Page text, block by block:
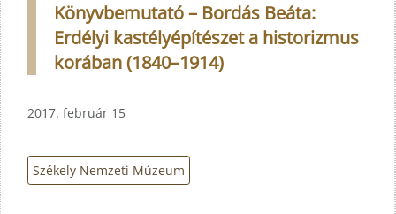
Könyvbemutató – Bordás Beáta:
Erdélyi kastélyépítészet a historizmus
korában (1840–1914)
2017. február 15
Székely Nemzeti Múzeum